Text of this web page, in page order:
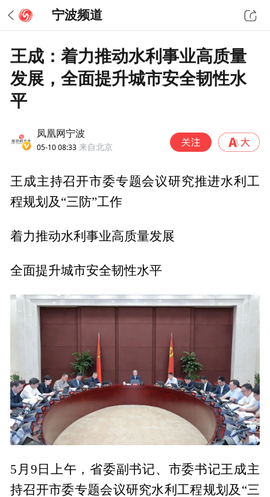
宁波频道
王成：着力推动水利事业高质量
发展，全面提升城市安全韧性水
平
凤凰网宁波
05-10 08:33 来自北京
王成主持召开市委专题会议研究推进水利工
程规划及“三防”工作
着力推动水利事业高质量发展
全面提升城市安全韧性水平
5月9日上午，省委副书记、市委书记王成主
持召开市委专题会议研究水利工程规划及“三